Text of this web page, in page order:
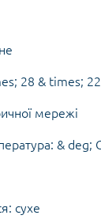
28 & times;
мережі
& deg;
сухе